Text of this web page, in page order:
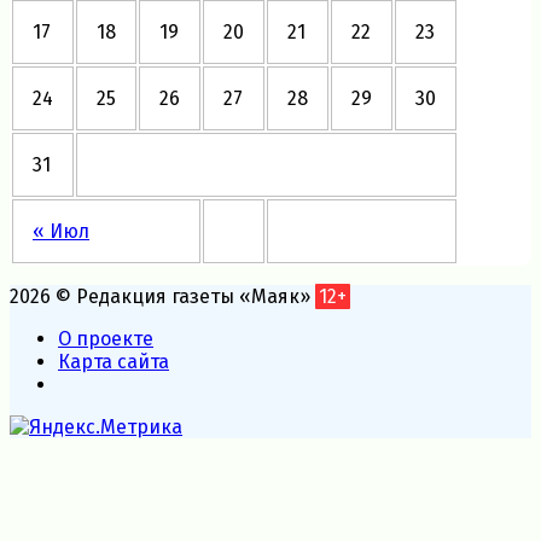
« Июл
17 18 19 20 21 22 23
24 25 26 27 28 29 30
31
2026 © Редакция газеты «Маяк» 12+
О проекте
Карта сайта